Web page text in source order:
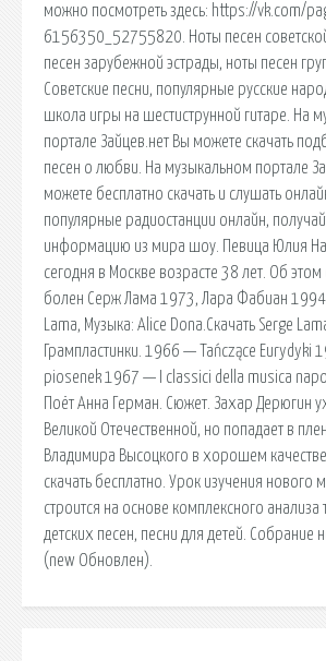
можно посмотреть здесь: https://vk.com/
6156350_52755820. Ноты песен
песен зарубежной эстрады, ноты песен
Советские песни, популярные русские
школа игры на шестиструнной гитаре. На
портале Зайцев.нет Вы можете скачать
песен о любви. На музыкальном портале
можете бесплатно скачать и слушать
популярные радиостанции онлайн,
информацию из мира шоу. Певица Юлия
сегодня в Москве возрасте 38 лет. Об
болен Серж Лама 1973, Лара Фабиан
Lama, Музыка: Alice Dona.Скачать Serge
Грампластинки. 1966 — Tańczące Eurydyki
piosenek 1967 — I classici della musica
Поёт Анна Герман. Сюжет. Захар Дерюгин
Великой Отечественной, но попадает в
Владимира Высоцкого в хорошем
скачать бесплатно. Урок изучения нового
строится на основе комплексного анализа
детских песен, песни для детей. Собрание
(new Обновлен).